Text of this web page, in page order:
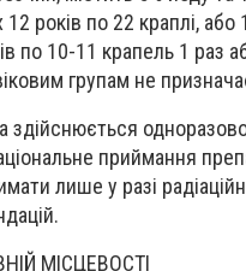
12 років по 22 краплі,
по 10-11 крапель 1 раз
групам не
здійснюється
приймання
лише у разі
МІСЦЕВОСТІ